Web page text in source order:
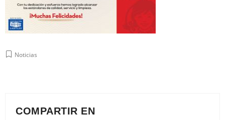
Noticias
COMPARTIR EN